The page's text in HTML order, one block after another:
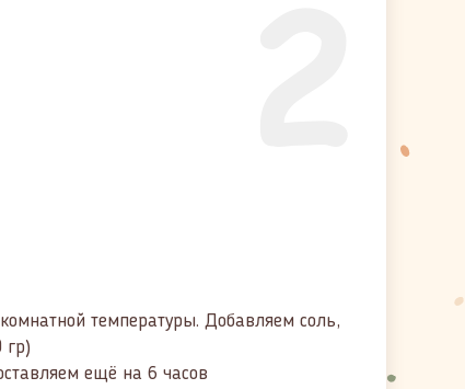
температуры. Добавляем соль,
гр)
ещё на 6 часов